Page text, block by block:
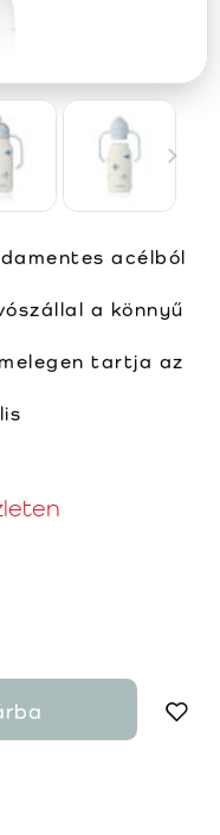
acélból
a könnyű
tartja az